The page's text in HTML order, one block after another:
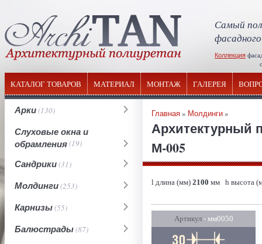
Самый
Коллекция
КАТАЛОГ ТОВАРОВ МАТЕРИАЛ МОНТАЖ ГАЛЕРЕЯ
Арки(130)
Слуховые окна и
обрамления(19)
Сандрики(31)
Молдинги(253)
Карнизы(55)
Балюстрады(87)
Главная» Молдинги»
Архитектурный
М-005
l длина (мм) 2100 мм h высота
Артикул- мм0050